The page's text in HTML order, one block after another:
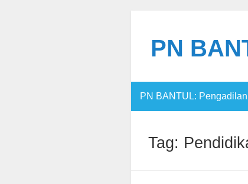
PN
PN BANTUL:
Tag: